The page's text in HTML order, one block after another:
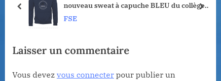
P
t
nouveau sweat à capuche BLEU du collège
Georges Lapierre
FSE
prev next
Laisser un commentaire
Vous devez vous connecter pour publier un